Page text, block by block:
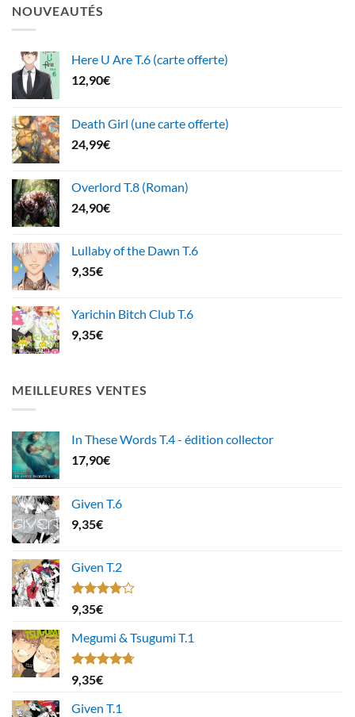
NOUVEAUTÉS
Here U Are T.6 (carte offerte)
12,90€
Death Girl (une carte offerte)
24,99€
Overlord T.8 (Roman)
24,90€
Lullaby of the Dawn T.6
9,35€
Yarichin Bitch Club T.6
9,35€
MEILLEURES VENTES
In These Words T.4 - édition collector
17,90€
Given T.6
9,35€
Given T.2
Note
4.00
5
9,35€
Megumi & Tsugumi T.1
Note4.67
sur 5
9,35€
Given T.1